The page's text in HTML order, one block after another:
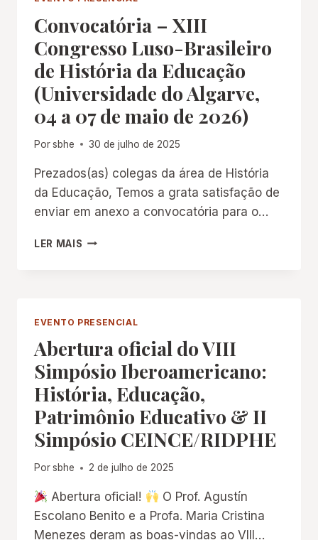
17
DE
OUTUBRO
NA
UNIVERSIDADE
FEDERAL
SERGIPE
Convocatória – XIII
Congresso Luso-Brasileiro
de História da Educação
(Universidade do Algarve,
04 a 07 de maio de 2026)
Porsbhe 30 de julho de 2025
Prezados(as) colegas da área de História
da Educação, Temos a grata satisfação de
enviar em anexo a convocatória para o…
LER MAIS CONVOCATÓRIA
DE
HISTÓRIA
DA
EDUCAÇÃO
(UNIVERSIDADE
DO
ALGARVE,
04
A
07
MAIO
DE
2026)
EVENTO PRESENCIAL
Abertura oficial do VIII
Simpósio Iberoamericano:
História, Educação,
Patrimônio Educativo & II
Simpósio CEINCE/RIDPHE
Porsbhe 2 de julho de 2025
Abertura oficial!
O Prof. Agustín
Escolano Benito e a Profa. Maria Cristina
Menezes deram as boas-vindas ao VIII…